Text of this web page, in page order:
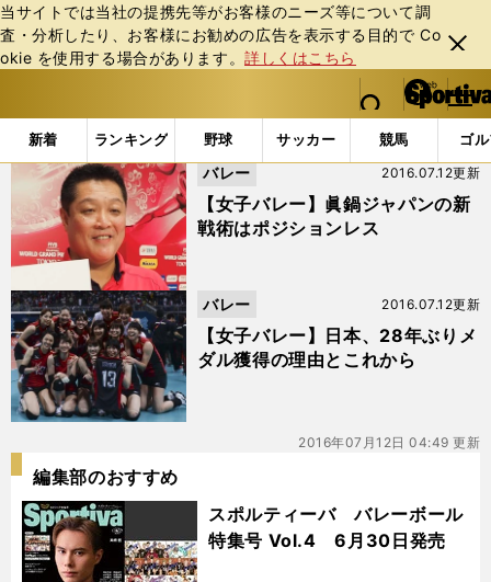
当サイトでは当社の提携先等がお客様のニーズ等について調
査・分析したり、お客様にお勧めの広告を表⽰する⽬的で Co
okie を使⽤する場合があります。詳しくはこちら
閉じ
る
web Sportiva (webスポルティーバ)
検索
マイペ
ー
ジ
メニュ
新着 ランキング 野球 サッカー 競馬 ゴ
b
ス
ポ
テ
ィ
ー
バ
「#眞鍋ジャパン」の最新ニュース・ 情報
【女子バレー】眞鍋ジャパンの新
戦術はポジションレス
2016.07.12更新
バレー
【女子バレー】日本、28年ぶりメ
ダル獲得の理由とこれから
2016.07.12更新
バレー
2016年07月12日 04:49 更新
編集部のおすすめ
スポルティーバ バレーボール
特集号 Vol.4 6月30日発売